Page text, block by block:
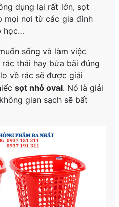
dụng lại rất lớn, sọt
mọi nơi từ các gia đình
học…
sống và làm việc
thải hay bừa bãi đúng
về rác sẽ được giải
sọt nhỏ oval. Nó là giải
gian sạch sẽ bất